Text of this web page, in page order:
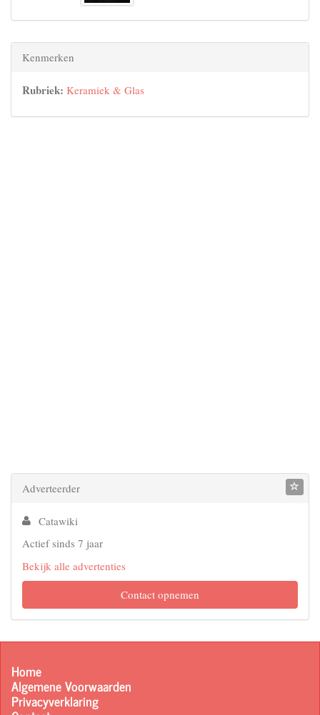
Kenmerken
Rubriek: Keramiek & Glas
Adverteerder
Catawiki
Actief sinds 7 jaar
Bekijk alle advertenties
Contact opnemen
Home
Algemene Voorwaarden
Privacyverklaring